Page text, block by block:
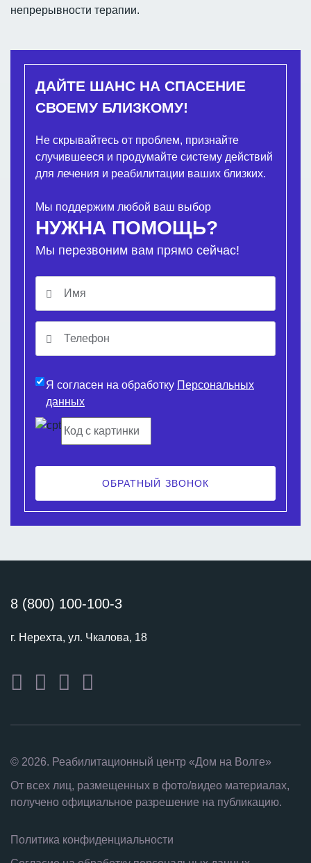
непрерывности терапии.
ДАЙТЕ ШАНС НА СПАСЕНИЕ
СВОЕМУ БЛИЗКОМУ!
Не скрывайтесь от проблем, признайте
случившееся и продумайте систему действий
для лечения и реабилитации ваших близких.
Мы поддержим любой ваш выбор
НУЖНА ПОМОЩЬ?
Мы перезвоним вам прямо сейчас!
Я согласен на обработку Персональных
данных
ОБРАТНЫЙ ЗВОНОК
8 (800) 100-100-3
г. Нерехта, ул. Чкалова, 18
© 2026. Реабилитационный центр «Дом на Волге»
От всех лиц, размещенных в фото/видео материалах,
получено официальное разрешение на публикацию.
Политика конфиденциальности